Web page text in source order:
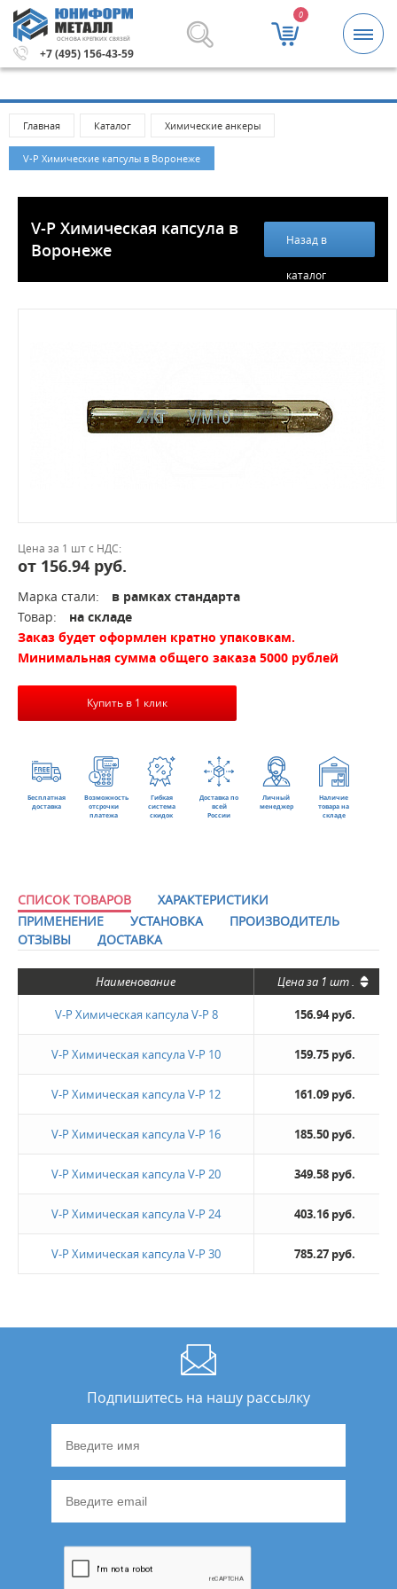
ОСНОВА КРЕПКИХ СВЯЗЕЙ
+7 (495) 156-43-59
0
рублей.Метизы и крепежные изделия оптом.
Главная Каталог Химические анкеры
V-Р Химические капсулы в Воронеже
V-P Химическая капсула в
Воронеже
Назад в
каталог
Цена за 1 шт с НДС:
от 156.94 руб.
Марка стали:
в рамках стандарта
Товар:
на складе
Заказ будет оформлен кратно упаковкам.
Минимальная сумма общего заказа 5000 рублей
Купить в 1 клик
Бесплатная
доставка
Возможность
отсрочки
платежа
Гибкая
система
скидок
Доставка по
всей
России
Личный
менеджер
Наличие
товара на
складе
СПИСОК ТОВАРОВ
ХАРАКТЕРИСТИКИ
ПРИМЕНЕНИЕ
УСТАНОВКА
ПРОИЗВОДИТЕЛЬ
ОТЗЫВЫ
ДОСТАВКА
Наименование Цена за 1 шт.
V-P Химическая капсула V-P 8 156.94 руб.
V-P Химическая капсула V-P 10 159.75 руб.
V-P Химическая капсула V-P 12 161.09 руб.
V-P Химическая капсула V-P 16 185.50 руб.
V-P Химическая капсула V-P 20 349.58 руб.
V-P Химическая капсула V-P 24 403.16 руб.
V-P Химическая капсула V-P 30 785.27 руб.
Подпишитесь на нашу рассылку